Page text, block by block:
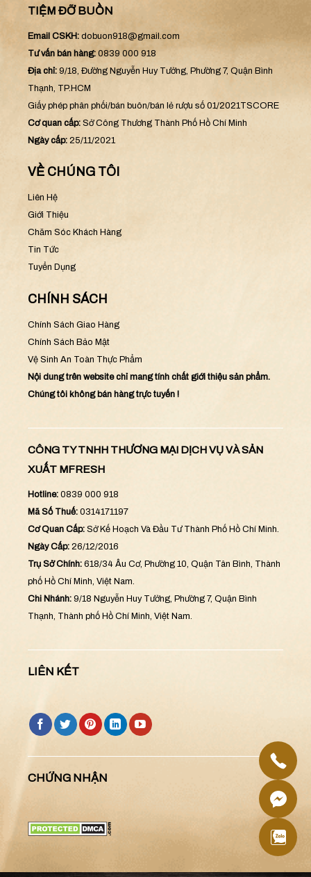
TIỆM ĐỠ BUỒN
Email CSKH: dobuon918@gmail.com
Tư vấn bán hàng: 0839 000 918
Địa chỉ: 9/18, Đường Nguyễn Huy Tưởng, Phường 7, Quận Bình
Thạnh, TP.HCM
Giấy phép phân phối/bán buôn/bán lẻ rượu số 01/2021TSCORE
Cơ quan cấp: Sở Công Thương Thành Phố Hồ Chí Minh
Ngày cấp: 25/11/2021
VỀ CHÚNG TÔI
Liên Hệ
Giới Thiệu
Chăm Sóc Khách Hàng
Tin Tức
Tuyển Dụng
CHÍNH SÁCH
Chính Sách Giao Hàng
Chính Sách Bảo Mật
Vệ Sinh An Toàn Thực Phẩm
Nội dung trên website chỉ mang tính chất giới thiệu sản phẩm.
Chúng tôi không bán hàng trực tuyến !
CÔNG TY TNHH THƯƠNG MẠI DỊCH VỤ VÀ SẢN
XUẤT MFRESH
Hotline: 0839 000 918
Mã Số Thuế: 0314171197
Cơ Quan Cấp: Sở Kế Hoạch Và Đầu Tư Thành Phố Hồ Chí Minh.
Ngày Cấp: 26/12/2016
Trụ Sở Chính: 618/34 Âu Cơ, Phường 10, Quận Tân Bình, Thành
phố Hồ Chí Minh, Việt Nam.
Chi Nhánh: 9/18 Nguyễn Huy Tưởng, Phường 7, Quận Bình
Thạnh, Thành phố Hồ Chí Minh, Việt Nam.
LIÊN KẾT
CHỨNG NHẬN